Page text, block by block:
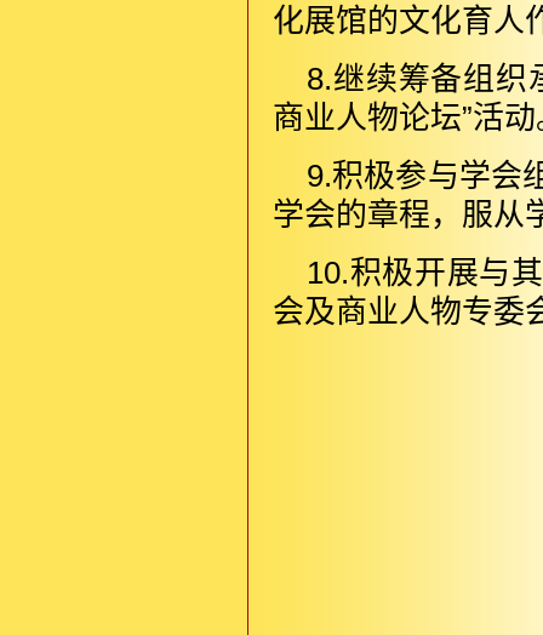
化展馆的文化育人
8.继续筹备组织
商业人物论坛”活动
9.积极参与学会
学会的章程，服从
10.积极开展与
会及商业人物专委